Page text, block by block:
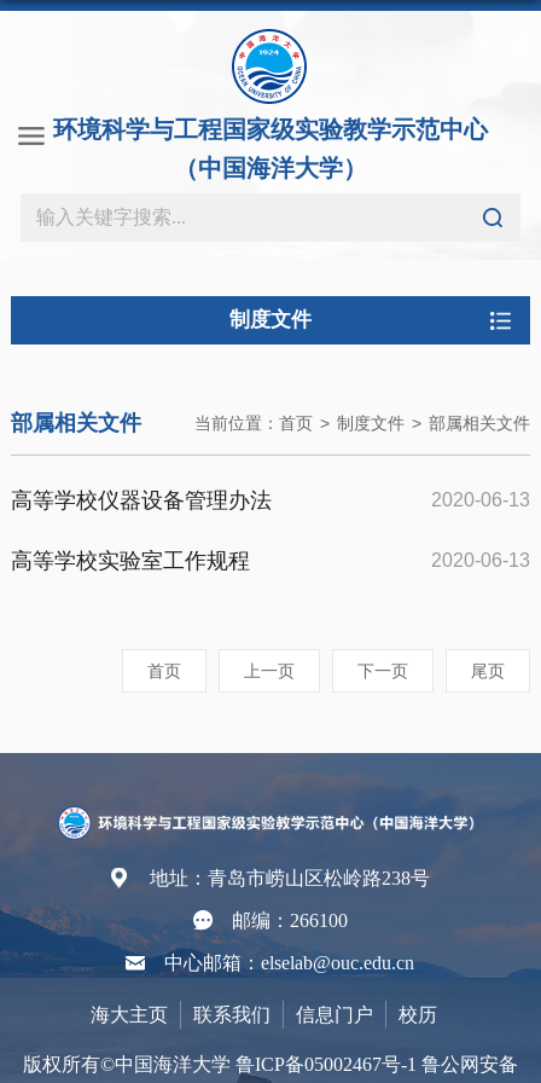
环境科学与工程国家级实验教学示范中心
（中国海洋大学）
制度文件
当前位置：首页 > 制度文件 > 部属相关文件
部属相关文件
高等学校仪器设备管理办法 2020-06-13
高等学校实验室工作规程 2020-06-13
首页 上一页 下一页 尾页
地址：青岛市崂山区松岭路238号
邮编：266100
中心邮箱：elselab@ouc.edu.cn
海大主页 联系我们 信息门户 校历
版权所有©中国海洋大学 鲁ICP备05002467号-1 鲁公网安备